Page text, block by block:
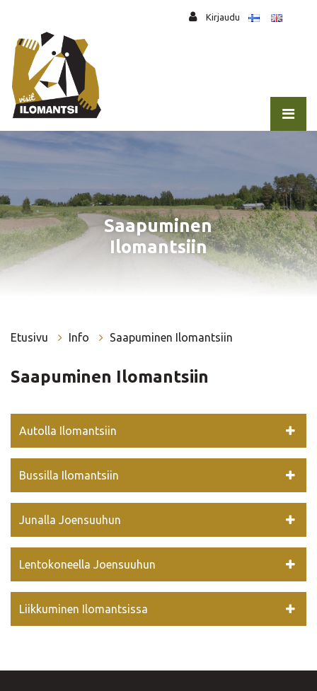
Kirjaudu
Saapuminen
Ilomantsiin
Etusivu Info Saapuminen Ilomantsiin
Saapuminen Ilomantsiin
Autolla Ilomantsiin
Bussilla Ilomantsiin
Junalla Joensuuhun
Lentokoneella Joensuuhun
Liikkuminen Ilomantsissa